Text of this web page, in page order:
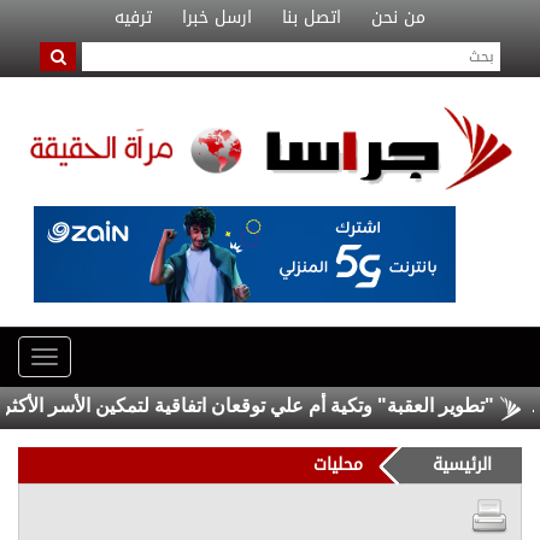
من نحن اتصل بنا ارسل خبرا ترفيه
العقبة" وتكية أم علي توقعان اتفاقية لتمكين الأسر الأكثر
الرئيسية محليات